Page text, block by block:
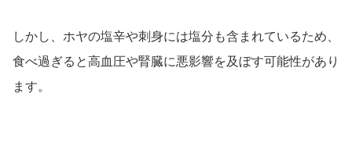
しかし、ホヤの塩辛や刺身には塩分も含まれているため、
食べ過ぎると高血圧や腎臓に悪影響を及ぼす可能性があり
ます。